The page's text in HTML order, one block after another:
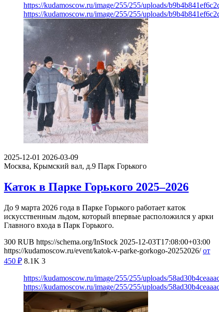
https://kudamoscow.ru/image/255/255/uploads/
https://kudamoscow.ru/image/255/255/uploads/
2025-12-01 2026-03-09
Москва, Крымский вал, д.9 Парк Горького
Каток в Парке Горького 2025–2026
До 9 марта 2026 года в Парке Горького работает каток
искусственным льдом, который впервые расположился у арки
Главного входа в Парк Горького.
300 RUB https://schema.org/InStock 2025-12-03T17:08:00+03:00
https://kudamoscow.ru/event/katok-v-parke-gorkogo-20252026/ от
450 ₽ 8.1K 3
https://kudamoscow.ru/image/255/255/uploads/
https://kudamoscow.ru/image/255/255/uploads/